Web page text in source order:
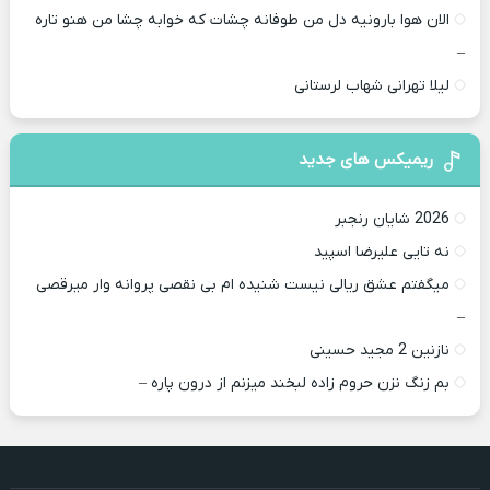
الان هوا بارونیه دل من طوفانه چشات که خوابه چشا من هنو تاره
–
لیلا تهرانی شهاب لرستانی
ریمیکس های جدید
2026 شایان رنجبر
نه تایی علیرضا اسپید
میگفتم عشق ریالی نیست شنیده ام بی نقصی پروانه وار میرقصی
–
نازنین 2 مجید حسینی
بم زنگ نزن حروم زاده لبخند میزنم از درون پاره –